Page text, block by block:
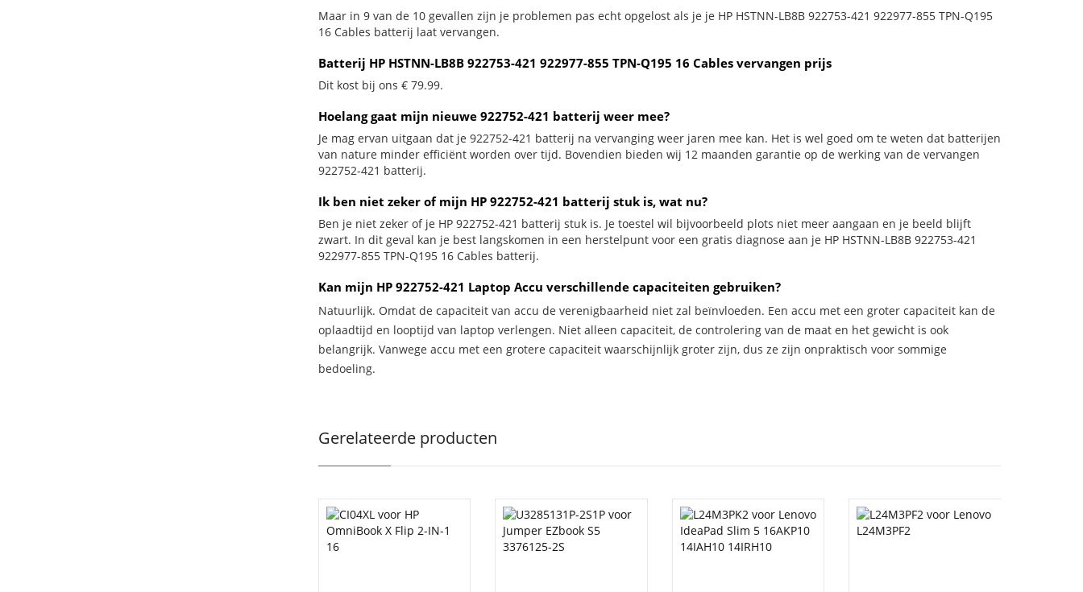
Maar in 9 van de 10 gevallen zijn je problemen pas echt opgelost als je je HP HSTNN-LB8B 922753-421 922977-855 TPN-Q195
16 Cables batterij laat vervangen.
Batterij HP HSTNN-LB8B 922753-421 922977-855 TPN-Q195 16 Cables vervangen prijs
Dit kost bij ons € 79.99.
Hoelang gaat mijn nieuwe 922752-421 batterij weer mee?
Je mag ervan uitgaan dat je 922752-421 batterij na vervanging weer jaren mee kan. Het is wel goed om te weten dat batterijen
van nature minder efficiënt worden over tijd. Bovendien bieden wij 12 maanden garantie op de werking van de vervangen
922752-421 batterij.
Ik ben niet zeker of mijn HP 922752-421 batterij stuk is, wat nu?
Ben je niet zeker of je HP 922752-421 batterij stuk is. Je toestel wil bijvoorbeeld plots niet meer aangaan en je beeld blijft
zwart. In dit geval kan je best langskomen in een herstelpunt voor een gratis diagnose aan je HP HSTNN-LB8B 922753-421
922977-855 TPN-Q195 16 Cables batterij.
Kan mijn HP 922752-421 Laptop Accu verschillende capaciteiten gebruiken?
Natuurlijk. Omdat de capaciteit van accu de verenigbaarheid niet zal beïnvloeden. Een accu met een groter capaciteit kan de
oplaadtijd en looptijd van laptop verlengen. Niet alleen capaciteit, de controlering van de maat en het gewicht is ook
belangrijk. Vanwege accu met een grotere capaciteit waarschijnlijk groter zijn, dus ze zijn onpraktisch voor sommige
bedoeling.
Gerelateerde producten